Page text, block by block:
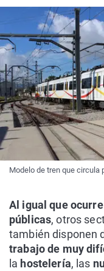
Modelo de tren que circula
Al igual que
públicas, otros
también disponen
trabajo de muy
la hostelería, las